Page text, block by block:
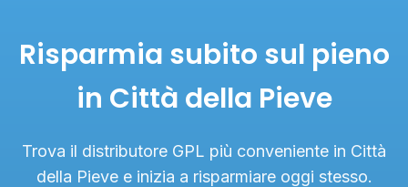
Risparmia subito sul pieno
in Città della Pieve
Trova il distributore GPL più conveniente in Città
della Pieve e inizia a risparmiare oggi stesso.